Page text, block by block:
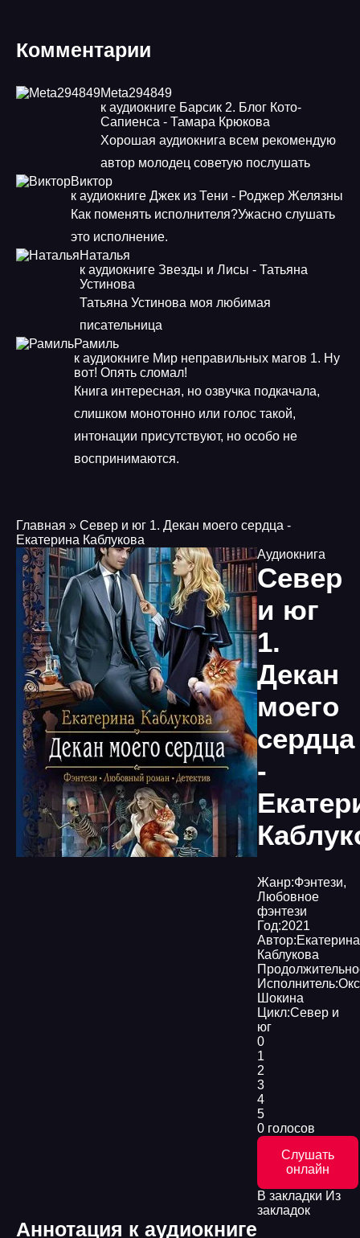
Комментарии
Meta294849
к аудиокниге Барсик 2. Блог Кото-
Сапиенса - Тамара Крюкова
Хорошая аудиокнига всем рекомендую
автор молодец советую послушать
Виктор
к аудиокниге Джек из Тени - Роджер Желязны
Как поменять исполнителя?Ужасно слушать
это исполнение.
Наталья
к аудиокниге Звезды и Лисы - Татьяна
Устинова
Татьяна Устинова моя любимая
писательница
Рамиль
к аудиокниге Мир неправильных магов 1. Ну
вот! Опять сломал!
Книга интересная, но озвучка подкачала,
слишком монотонно или голос такой,
интонации присутствуют, но особо не
воспринимаются.
Главная » Север и юг 1. Декан моего сердца -
Екатерина Каблукова
Аудиокнига
Север
и юг
1.
Декан
моего
сердца
-
Жанр:Фэнтези,
Любовное
фэнтези
Год:2021
Автор:Екатерина
Каблукова
Исполнитель:
Шокина
Цикл:Север и
юг
0
1
2
3
4
5
0 голосов
Слушать
онлайн
В закладки Из
закладок
Аннотация к аудиокниге